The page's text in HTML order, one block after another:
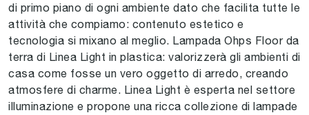
di primo piano di ogni ambiente dato che facilita tutte le
attività che compiamo: contenuto estetico e
tecnologia si mixano al meglio. Lampada Ohps Floor da
terra di Linea Light in plastica: valorizzerà gli ambienti di
casa come fosse un vero oggetto di arredo, creando
atmosfere di charme. Linea Light è esperta nel settore
illuminazione e propone una ricca collezione di lampade